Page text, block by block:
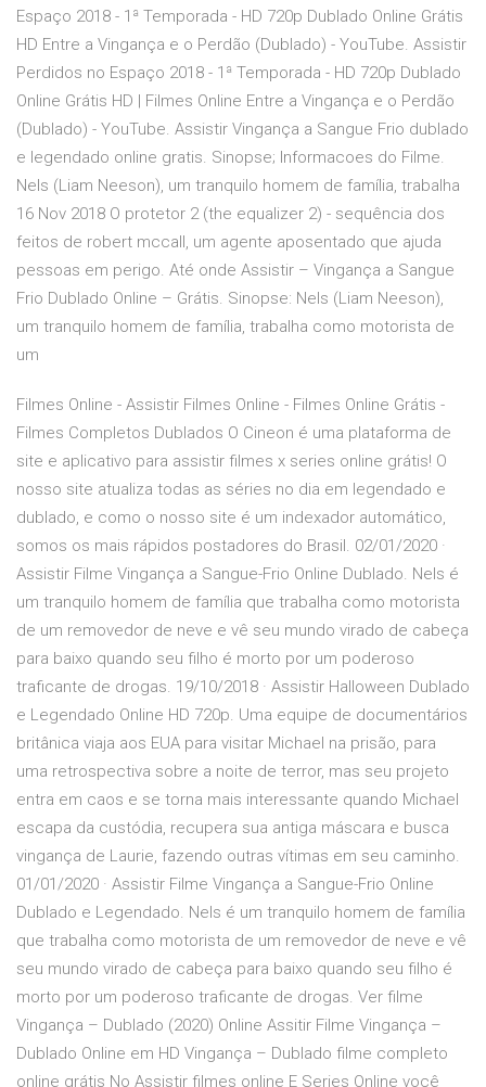
Espaço 2018 - 1ª Temporada - HD 720p Dublado Online Grátis
HD Entre a Vingança e o Perdão (Dublado) - YouTube. Assistir
Perdidos no Espaço 2018 - 1ª Temporada - HD 720p Dublado
Online Grátis HD | Filmes Online Entre a Vingança e o Perdão
(Dublado) - YouTube. Assistir Vingança a Sangue Frio dublado
e legendado online gratis. Sinopse; Informacoes do Filme.
Nels (Liam Neeson), um tranquilo homem de família, trabalha
16 Nov 2018 O protetor 2 (the equalizer 2) - sequência dos
feitos de robert mccall, um agente aposentado que ajuda
pessoas em perigo. Até onde Assistir – Vingança a Sangue
Frio Dublado Online – Grátis. Sinopse: Nels (Liam Neeson),
um tranquilo homem de família, trabalha como motorista de
um
Filmes Online - Assistir Filmes Online - Filmes Online Grátis -
Filmes Completos Dublados O Cineon é uma plataforma de
site e aplicativo para assistir filmes x series online grátis! O
nosso site atualiza todas as séries no dia em legendado e
dublado, e como o nosso site é um indexador automático,
somos os mais rápidos postadores do Brasil. 02/01/2020 ·
Assistir Filme Vingança a Sangue-Frio Online Dublado. Nels é
um tranquilo homem de família que trabalha como motorista
de um removedor de neve e vê seu mundo virado de cabeça
para baixo quando seu filho é morto por um poderoso
traficante de drogas. 19/10/2018 · Assistir Halloween Dublado
e Legendado Online HD 720p. Uma equipe de documentários
britânica viaja aos EUA para visitar Michael na prisão, para
uma retrospectiva sobre a noite de terror, mas seu projeto
entra em caos e se torna mais interessante quando Michael
escapa da custódia, recupera sua antiga máscara e busca
vingança de Laurie, fazendo outras vítimas em seu caminho.
01/01/2020 · Assistir Filme Vingança a Sangue-Frio Online
Dublado e Legendado. Nels é um tranquilo homem de família
que trabalha como motorista de um removedor de neve e vê
seu mundo virado de cabeça para baixo quando seu filho é
morto por um poderoso traficante de drogas. Ver filme
Vingança – Dublado (2020) Online Assitir Filme Vingança –
Dublado Online em HD Vingança – Dublado filme completo
online grátis No Assistir filmes online E Series Online você